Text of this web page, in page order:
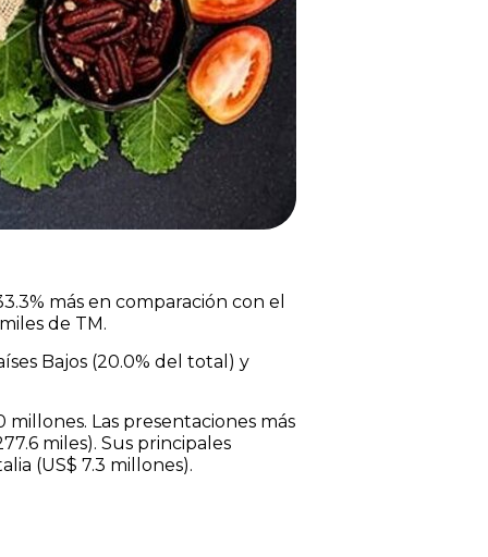
más en comparación con el
de TM.
Bajos (20.0% del total) y
Las presentaciones más
miles). Sus principales
(US$ 7.3 millones).